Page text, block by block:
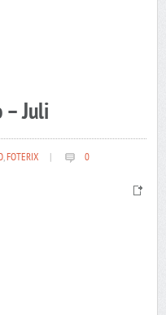
– Juli
,FOTERIX 0